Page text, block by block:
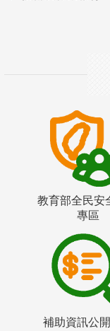
教育部全民安
專區
補助資訊公